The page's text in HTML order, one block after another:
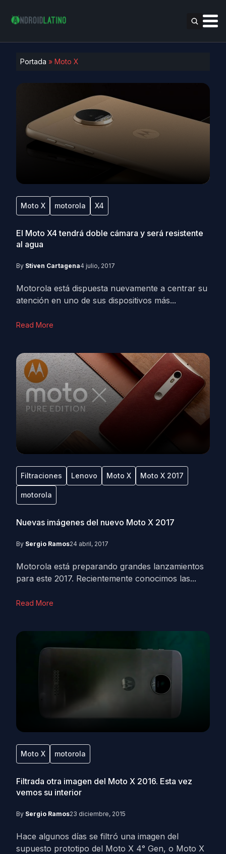
Portada » Moto X
Moto X motorola X4
El Moto X4 tendrá doble cámara y será resistente
al agua
By Stiven Cartagena4 julio, 2017
Motorola está dispuesta nuevamente a centrar su
atención en uno de sus dispositivos más...
Read More
Filtraciones Lenovo Moto X Moto X 2017
motorola
Nuevas imágenes del nuevo Moto X 2017
By Sergio Ramos24 abril, 2017
Motorola está preparando grandes lanzamientos
para este 2017. Recientemente conocimos las...
Read More
Moto X motorola
Filtrada otra imagen del Moto X 2016. Esta vez
vemos su interior
By Sergio Ramos23 diciembre, 2015
Hace algunos días se filtró una imagen del
supuesto prototipo del Moto X 4° Gen, o Moto X